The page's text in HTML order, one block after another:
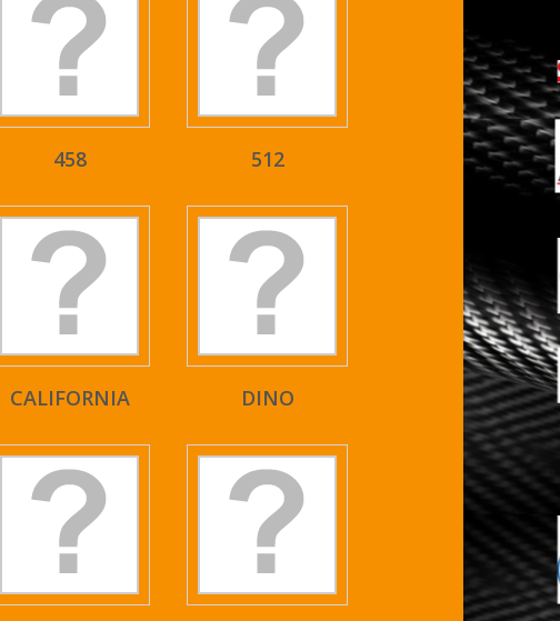
458 512
CALIFORNIA DINO